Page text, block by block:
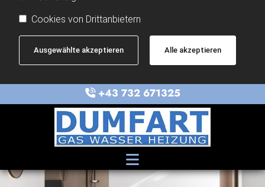
Cookies von Drittanbietern
Ausgewählte akzeptieren Alle akzeptieren
 +43 732 671325